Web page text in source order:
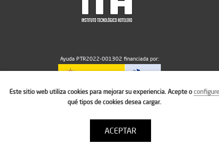
Ayuda PTR2022-001302 financiada por:
MICIU/AEI/10.13039/501100011033
Política de cookies
Condiciones de uso
Este sitio web utiliza cookies para mejorar su experiencia. Acepte oconfigure
qué tipos de cookies desea cargar.
ACEPTAR